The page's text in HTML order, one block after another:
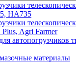
HA735
Agri Farmer
автопогрузчиков
материалы